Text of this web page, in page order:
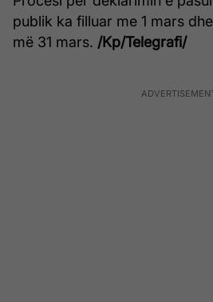
publik ka filluar me 1 mars
më 31 mars. /Kp/Telegrafi/